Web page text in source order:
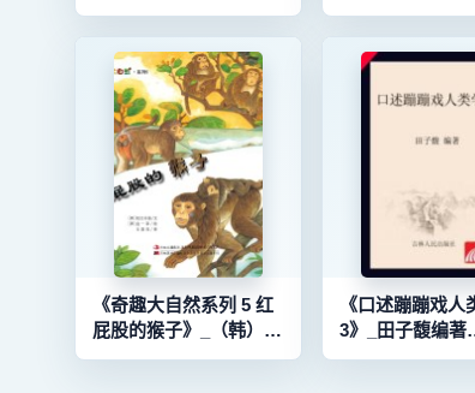
想录》_赵水平主编
《奇趣大自然系列 5 红
屁股的猴子》_（韩）奴
比内彼编文；（韩）金
《口述蹦蹦戏人
3》_田子馥编著